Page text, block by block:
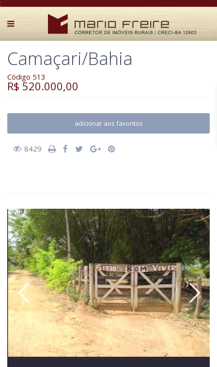
:
Camaçari/Bahia
Código 513
R$ 520.000,00
adicionar aos favoritos
8429